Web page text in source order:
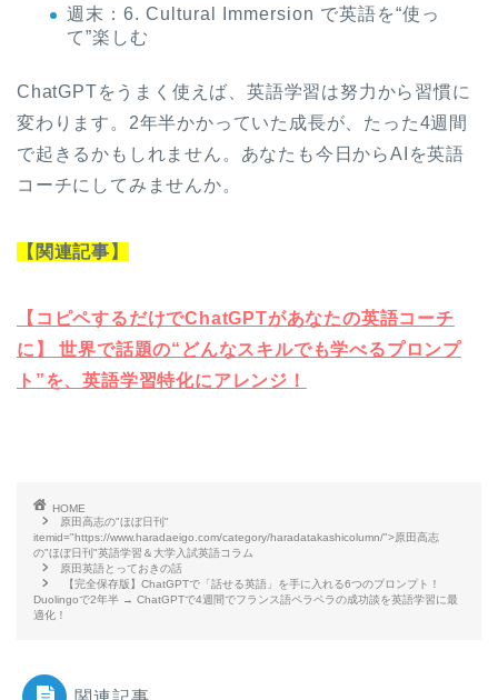
週末：6. Cultural Immersion で英語を“使っ
て”楽しむ
ChatGPTをうまく使えば、英語学習は努力から習慣に
変わります。2年半かかっていた成長が、たった4週間
で起きるかもしれません。あなたも今日からAIを英語
コーチにしてみませんか。
【関連記事】
【コピペするだけでChatGPTがあなたの英語コーチ
に】 世界で話題の“どんなスキルでも学べるプロンプ
ト”を、英語学習特化にアレンジ！
HOME
原田高志の"ほぼ日刊"
itemid="https://www.haradaeigo.com/category/haradatakashicolumn/">原田高志
の"ほぼ日刊"英語学習＆大学入試英語コラム
原田英語とっておきの話
【完全保存版】ChatGPTで「話せる英語」を手に入れる6つのプロンプト！
Duolingoで2年半 → ChatGPTで4週間でフランス語ペラペラの成功談を英語学習に最
適化！